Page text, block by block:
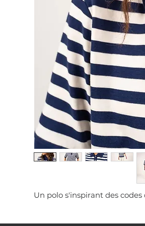
Un polo s'inspirant des